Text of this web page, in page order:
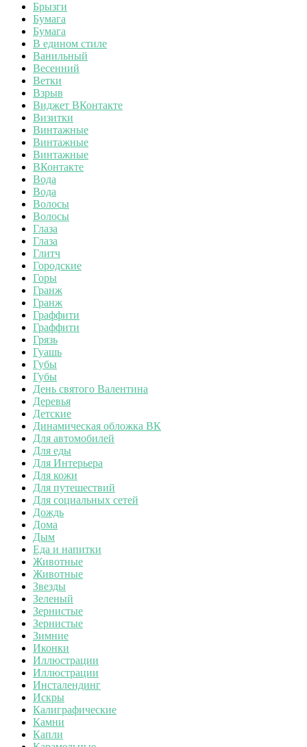
Брызги
Бумага
Бумага
В едином стиле
Ванильный
Весенний
Ветки
Взрыв
Виджет ВКонтакте
Визитки
Винтажные
Винтажные
Винтажные
ВКонтакте
Вода
Вода
Волосы
Волосы
Глаза
Глаза
Глитч
Городские
Горы
Гранж
Гранж
Граффити
Граффити
Грязь
Гуашь
Губы
Губы
День святого Валентина
Деревья
Детские
Динамическая обложка ВК
Для автомобилей
Для еды
Для Интерьера
Для кожи
Для путешествий
Для социальных сетей
Дождь
Дома
Дым
Еда и напитки
Животные
Животные
Звезды
Зеленый
Зернистые
Зернистые
Зимние
Иконки
Иллюстрации
Иллюстрации
Инсталендинг
Искры
Калиграфические
Камни
Капли